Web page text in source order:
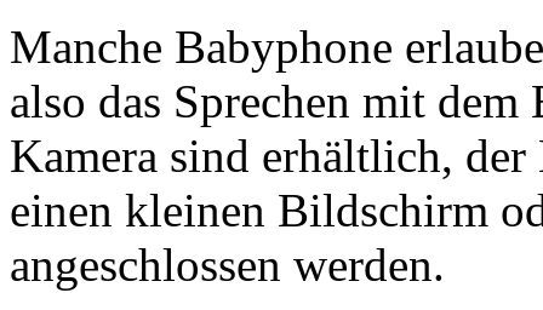
Manche Babyphone
also das Sprechen mit
Kamera sind erhältlich,
einen kleinen Bildschirm
angeschlossen werden.